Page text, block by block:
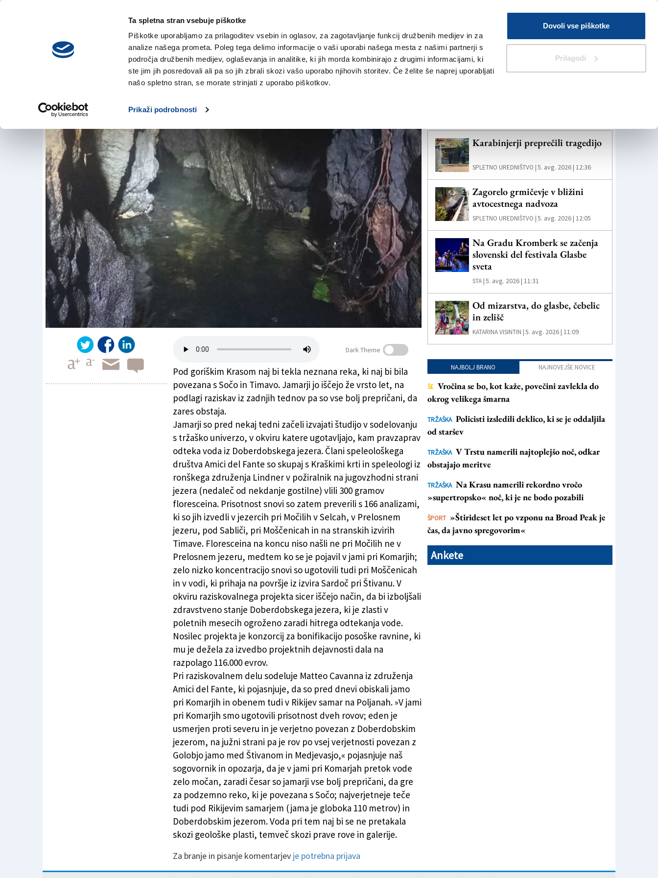
Ta spletna stran vsebuje piškotke
Piškotke uporabljamo za prilagoditev vsebin in oglasov, za zagotavljanje funkcij družbenih medijev in za
analize našega prometa. Poleg tega delimo informacije o vaši uporabi našega mesta z našimi partnerji s
področja družbenih medijev, oglaševanja in analitike, ki jih morda kombinirajo z drugimi informacijami, ki
ste jim jih posredovali ali pa so jih zbrali skozi vašo uporabo njihovih storitev. Če želite še naprej uporabljati
našo spletno stran, se morate strinjati z uporabo piškotkov.
Prikaži podrobnosti
Dovoli vse piškotke
Prilagodi
četrtek,
6. avgusta 2026
V Kioskih
Iskanje
NOVICE TRŽAŠKA GORIŠKA KULTURA ŠPORT ŠE
Pod Krasom neznana reka
4. avg. 2018 | 19:15
Dark Theme
Pod goriškim Krasom naj bi tekla neznana reka, ki naj bi bila
povezana s Sočo in Timavo. Jamarji jo iščejo že vrsto let, na
podlagi raziskav iz zadnjih tednov pa so vse bolj prepričani, da
zares obstaja.
Jamarji so pred nekaj tedni začeli izvajati študijo v sodelovanju
s tržaško univerzo, v okviru katere ugotavljajo, kam pravzaprav
odteka voda iz Doberdobskega jezera. Člani speleološkega
društva Amici del Fante so skupaj s Kraškimi krti in speleologi iz
ronškega združenja Lindner v požiralnik na jugovzhodni strani
jezera (nedaleč od nekdanje gostilne) vlili 300 gramov
floresceina. Prisotnost snovi so zatem preverili s 166 analizami,
ki so jih izvedli v jezercih pri Močilih v Selcah, v Prelosnem
jezeru, pod Sabliči, pri Moščenicah in na stranskih izvirih
Timave. Floresceina na koncu niso našli ne pri Močilih ne v
Prelosnem jezeru, medtem ko se je pojavil v jami pri Komarjih;
zelo nizko koncentracijo snovi so ugotovili tudi pri Moščenicah
in v vodi, ki prihaja na površje iz izvira Sardoč pri Štivanu. V
okviru raziskovalnega projekta sicer iščejo način, da bi izboljšali
zdravstveno stanje Doberdobskega jezera, ki je zlasti v
poletnih mesecih ogroženo zaradi hitrega odtekanja vode.
Nosilec projekta je konzorcij za bonifikacijo posoške ravnine, ki
mu je dežela za izvedbo projektnih dejavnosti dala na
razpolago 116.000 evrov.
Pri raziskovalnem delu sodeluje Matteo Cavanna iz združenja
Amici del Fante, ki pojasnjuje, da so pred dnevi obiskali jamo
pri Komarjih in obenem tudi v Rikijev samar na Poljanah. »V jami
pri Komarjih smo ugotovili prisotnost dveh rovov; eden je
usmerjen proti severu in je verjetno povezan z Doberdobskim
jezerom, na južni strani pa je rov po vsej verjetnosti povezan z
Golobjo jamo med Štivanom in Medjevasjo,« pojasnjuje naš
sogovornik in opozarja, da je v jami pri Komarjah pretok vode
zelo močan, zaradi česar so jamarji vse bolj prepričani, da gre
za podzemno reko, ki je povezana s Sočo; najverjetneje teče
tudi pod Rikijevim samarjem (jama je globoka 110 metrov) in
Doberdobskim jezerom. Voda pri tem naj bi se ne pretakala
skozi geološke plasti, temveč skozi prave rove in galerije.
Za branje in pisanje komentarjev je potrebna prijava
Karabinjerji preprečili tragedijo
SPLETNO UREDNIŠTVO |5. avg. 2026 | 12:36
Zagorelo grmičevje v bližini
avtocestnega nadvoza
SPLETNO UREDNIŠTVO |5. avg. 2026 | 12:05
Na Gradu Kromberk se začenja
slovenski del festivala Glasbe
sveta
STA |5. avg. 2026 | 11:31
Od mizarstva, do glasbe, čebelic
in zelišč
KATARINA VISINTIN |5. avg. 2026 | 11:09
NAJBOLJ BRANO NAJNOVEJŠE NOVICE
ŠE Vročina se bo, kot kaže, povečini zavlekla do
okrog velikega šmarna
TRŽAŠKA Policisti izsledili deklico, ki se je oddaljila
od staršev
TRŽAŠKA V Trstu namerili najtoplejšo noč, odkar
obstajajo meritve
TRŽAŠKA Na Krasu namerili rekordno vročo
»supertropsko« noč, ki je ne bodo pozabili
ŠPORT »Štirideset let po vzponu na Broad Peak je
čas, da javno spregovorim«
Ankete